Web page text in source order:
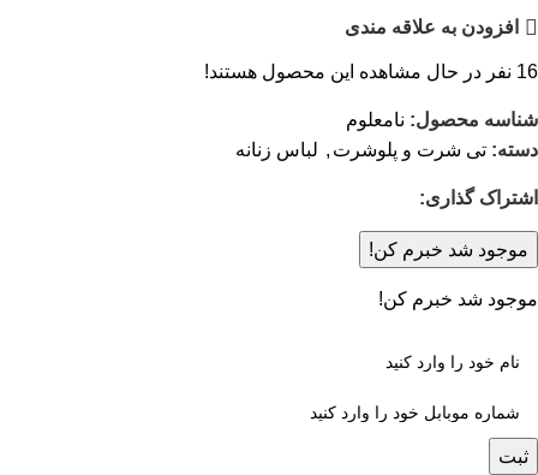
افزودن به علاقه مندی
16 نفر در حال مشاهده این محصول هستند!
شناسه محصول: نامعلوم
دسته: تی شرت و پلوشرت , لباس زنانه
اشتراک گذاری:
موجود شد خبرم کن!
موجود شد خبرم کن!
ثبت